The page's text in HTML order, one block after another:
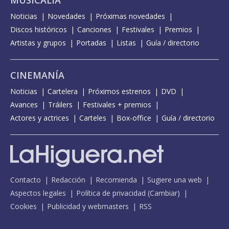
Noticias Novedades
Próximas novedades
Discos históricos
Canciones Festivales
Premios
Artistas y grupos
Portadas Listas Guía / directorio
CINEMANÍA
Noticias Cartelera Próximos estrenos
DVD
Avances
Tráilers
Festivales + premios
Actores y actrices
Carteles Box-office Guía / directorio
Contacto Redacción Recomienda
Sugiere una web
Aspectos legales
Política de privacidad (Cambiar)
Cookies
Publicidad y webmasters RSS